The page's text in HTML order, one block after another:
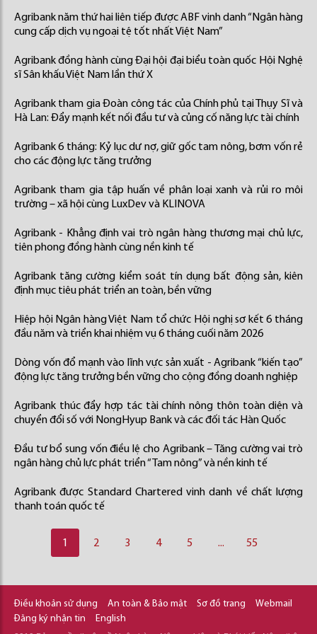
Agribank năm thứ hai liên tiếp được ABF vinh danh “Ngân hàng
cung cấp dịch vụ ngoại tệ tốt nhất Việt Nam”
Agribank đồng hành cùng Đại hội đại biểu toàn quốc Hội Nghệ
sĩ Sân khấu Việt Nam lần thứ X
Agribank tham gia Đoàn công tác của Chính phủ tại Thụy Sĩ và
Hà Lan: Đẩy mạnh kết nối đầu tư và củng cố năng lực tài chính
Agribank 6 tháng: Kỷ lục dư nợ, giữ gốc tam nông, bơm vốn rẻ
cho các động lực tăng trưởng
Agribank tham gia tập huấn về phân loại xanh và rủi ro môi
trường – xã hội cùng LuxDev và KLINOVA
Agribank - Khẳng định vai trò ngân hàng thương mại chủ lực,
tiên phong đồng hành cùng nền kinh tế
Agribank tăng cường kiểm soát tín dụng bất động sản, kiên
định mục tiêu phát triển an toàn, bền vững
Hiệp hội Ngân hàng Việt Nam tổ chức Hội nghị sơ kết 6 tháng
đầu năm và triển khai nhiệm vụ 6 tháng cuối năm 2026
Dòng vốn đổ mạnh vào lĩnh vực sản xuất - Agribank “kiến tạo”
động lực tăng trưởng bền vững cho cộng đồng doanh nghiệp
Agribank thúc đẩy hợp tác tài chính nông thôn toàn diện và
chuyển đổi số với NongHyup Bank và các đối tác Hàn Quốc
Đầu tư bổ sung vốn điều lệ cho Agribank – Tăng cường vai trò
ngân hàng chủ lực phát triển “Tam nông” và nền kinh tế
Agribank được Standard Chartered vinh danh về chất lượng
thanh toán quốc tế
1 2 3 4 5 ... 55
Điều khoản sử dụng An toàn & Bảo mật Sơ đồ trang
Webmail
Đăng ký nhận tin
English